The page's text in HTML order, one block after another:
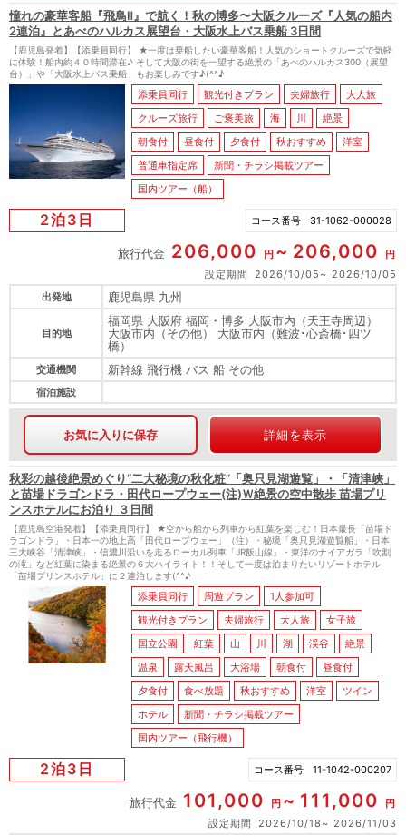
憧れの豪華客船『飛鳥Ⅱ』で航く！秋の博多〜大阪クルーズ『人気の船内
2連泊』とあべのハルカス展望台・大阪水上バス乗船 3日間
【鹿児島発着】【添乗員同行】 ★一度は乗船したい豪華客船！人気のショートクルーズで気軽
に体験！船内約４０時間滞在♪ そして大阪の街を一望する絶景の「あべのハルカス300（展望
台）」や「大阪水上バス乗船」もお楽しみです♪(^^♪
添乗員同行 観光付きプラン 夫婦旅行
大人旅
クルーズ旅行
ご褒美旅 海 川
絶景
朝食付
昼食付 夕食付 秋おすすめ
洋室
普通車指定席
新聞・チラシ掲載ツアー
国内ツアー（船）
2泊3日 コース番号 31-1062-000028
旅行代金 206,000 円 206,000
円
設定期間
2026/10/05
2026/10/05
出発地
鹿児島県 九州
目的地
福岡県 大阪府 福岡・博多 大阪市内（天王寺周辺）
大阪市内（その他） 大阪市内（難波･心斎橋･四ツ
橋）
交通機関 新幹線 飛行機 バス 船 その他
宿泊施設
お気に入りに保存 詳細を表示
秋彩の越後絶景めぐり“二大秘境の秋化粧”「奥只見湖遊覧」・「清津峡」
と苗場ドラゴンドラ・田代ロープウェー(注)Ｗ絶景の空中散歩 苗場プリ
ンスホテルにお泊り ３日間
【鹿児島空港発着】【添乗員同行】 ★空から船から列車から紅葉を楽しむ！日本最長「苗場ド
ラゴンドラ」・日本一の地上高「田代ロープウェー」（注）・秘境「奥只見湖遊覧船」・日本
三大峡谷「清津峡」・信濃川沿いを走るローカル列車「JR飯山線」・東洋のナイアガラ「吹割
の滝」など紅葉に染まる絶景の６大ハイライト！！そして一度は泊まりたいリゾートホテル
「苗場プリンスホテル」に２連泊します(^^♪
添乗員同行 周遊プラン
1人参加可
観光付きプラン
夫婦旅行 大人旅
女子旅
国立公園
紅葉 山 川 湖 渓谷
絶景
温泉
露天風呂 大浴場 朝食付
昼食付
夕食付
食べ放題 秋おすすめ 洋室
ツイン
ホテル
新聞・チラシ掲載ツアー
国内ツアー（飛行機）
2泊3日 コース番号 11-1042-000207
旅行代金 101,000 円 111,000
円
設定期間
2026/10/18 2026/11/03